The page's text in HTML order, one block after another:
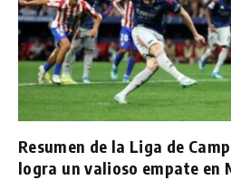
Resumen de la Liga de
logra un valioso empate en